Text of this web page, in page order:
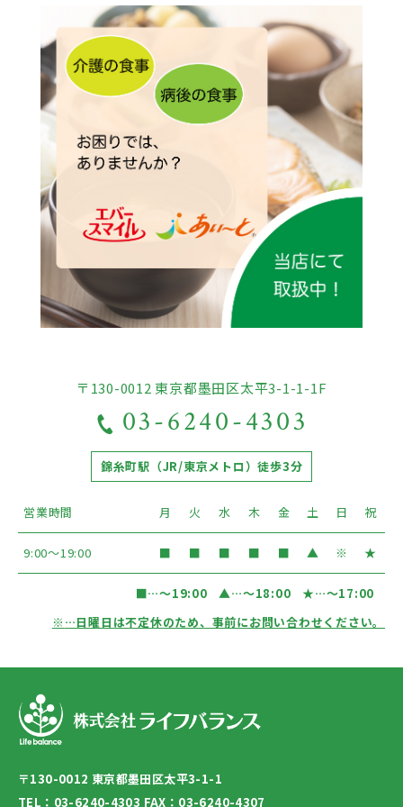
〒130-0012 東京都墨田区太平3-1-1-1F
03-6240-4303
錦糸町駅（JR/東京メトロ）徒歩3分
営業時間 月 火 水 木 金 土 日 祝
9:00〜19:00 ■ ■ ■ ■ ■ ▲ ※ ★
■…〜19:00 ▲…〜18:00 ★…〜17:00
※ …日曜日は不定休のため、事前にお問い合わせください。
〒130-0012 東京都墨田区太平3-1-1
TEL：03-6240-4303 FAX：03-6240-4307